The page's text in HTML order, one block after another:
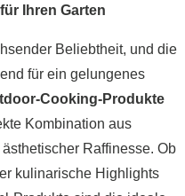
Ihren Garten
Beliebtheit, und die
für ein gelungenes
Cooking-Produkte
Kombination aus
Raffinesse. Ob
kulinarische Highlights